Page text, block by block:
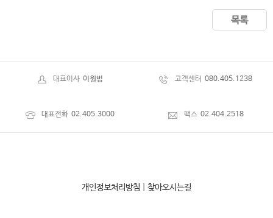
목록
대표이사 이원범 고객센터 080.405.1238
대표전화 02.405.3000 팩스 02.404.2518
개인정보처리방침 찾아오시는길